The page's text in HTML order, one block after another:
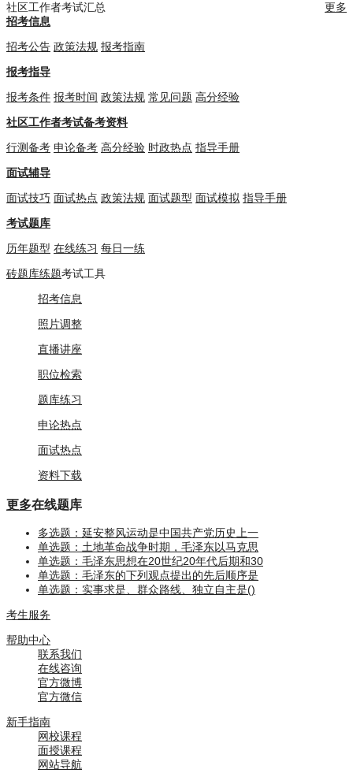
社区工作者考试汇总
更多
招考信息
招考公告 政策法规 报考指南
报考指导
报考条件 报考时间 政策法规 常见问题 高分经验
社区工作者考试备考资料
行测备考 申论备考 高分经验 时政热点 指导手册
面试辅导
面试技巧 面试热点 政策法规 面试题型 面试模拟 指导手册
考试题库
历年题型 在线练习 每日一练
砖题库练题考试工具
招考信息
照片调整
直播讲座
职位检索
题库练习
申论热点
面试热点
资料下载
更多在线题库
多选题：延安整风运动是中国共产党历史上一
单选题：土地革命战争时期，毛泽东以马克思
单选题：毛泽东思想在20世纪20年代后期和30
单选题：毛泽东的下列观点提出的先后顺序是
单选题：实事求是、群众路线、独立自主是()
考生服务
帮助中心
联系我们
在线咨询
官方微博
官方微信
新手指南
网校课程
面授课程
网站导航